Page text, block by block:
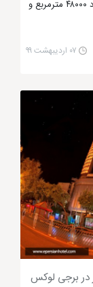
مساحت ۱۱۰۰۰ مترمربع و با زیربنایی به مساحت حدود ۴۸۰۰۰ مترمربع و
۰۷ اردیبهشت ۹۹
در برجی لوکس